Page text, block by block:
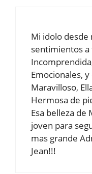
Mi idolo desde
sentimientos
Emocionales,
Maravilloso,
Hermosa de
Esa belleza
joven para
mas grande
Jean!!!